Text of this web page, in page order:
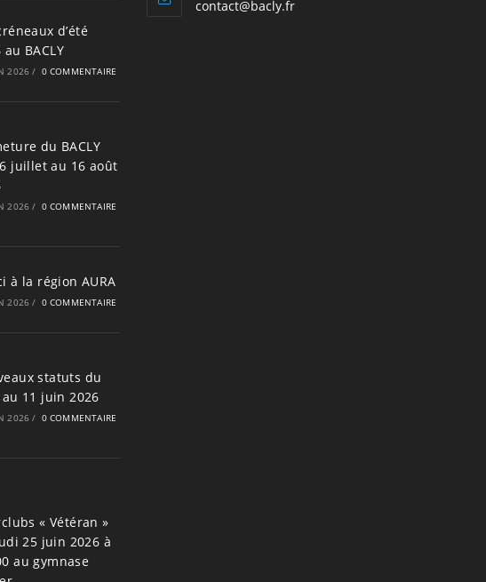
d’été
au BACLY
2026 / 0 COMMENTAIRE
du BACLY
juillet au 16 août
2026 / 0 COMMENTAIRE
à la région AURA
2026 / 0 COMMENTAIRE
statuts du
11 juin 2026
2026 / 0 COMMENTAIRE
« Vétéran »
25 juin 2026 à
au gymnase
contact@bacly.frS’ouvre